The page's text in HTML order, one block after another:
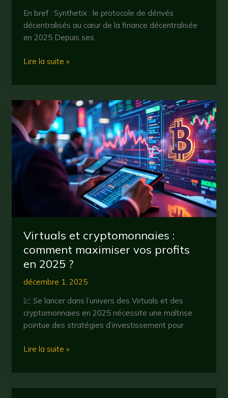
En bref : Synthetix : le protocole de dérivés
décentralisés au cœur de la finance décentralisée
en 2025 Depuis ses
synthetix
tout
le
protocole
de
dérivés
décentralisés
Lire la suite »
Virtuals et cryptomonnaies :
comment maximiser vos profits
en 2025 ?
décembre 1, 2025
💹 Se lancer dans l’univers des Virtuals et des
cryptomonnaies en 2025 nécessite une maîtrise
pointue des stratégies d’investissement pour
Virtuals
cryptomonnaies
Lire la suite »